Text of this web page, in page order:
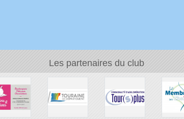
Les partenaires du club